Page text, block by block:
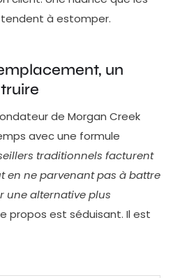
à estomper.
un
de Morgan Creek
avec une formule
traditionnels facturent
en ne parvenant pas à battre
une alternative plus
propos est séduisant. Il est